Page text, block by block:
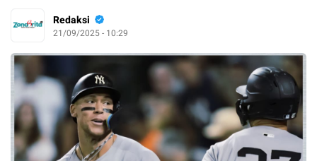
Redaksi
21/09/2025 - 10:29